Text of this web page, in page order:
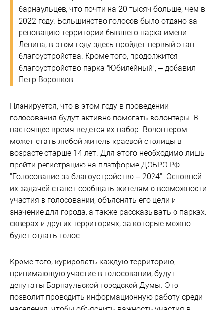
барнаульцев, что почти на 20 тысяч больше, чем в
2022 году. Большинство голосов было отдано за
реновацию территории бывшего парка имени
Ленина, в этом году здесь пройдет первый этап
благоустройства. Кроме того, продолжится
благоустройство парка "Юбилейный", – добавил
Петр Воронков.
Планируется, что в этом году в проведении
голосования будут активно помогать волонтеры. В
настоящее время ведется их набор. Волонтером
может стать любой житель краевой столицы в
возрасте старше 14 лет. Для этого необходимо лишь
пройти регистрацию на платформе ДОБРО.РФ
"Голосование за благоустройство – 2024". Основной
их задачей станет сообщать жителям о возможности
участия в голосовании, объяснять его цели и
значение для города, а также рассказывать о парках,
скверах и других территориях, за которые можно
будет отдать голос.
Кроме того, курировать каждую территорию,
принимающую участие в голосовании, будут
депутаты Барнаульской городской Думы. Это
позволит проводить информационную работу среди